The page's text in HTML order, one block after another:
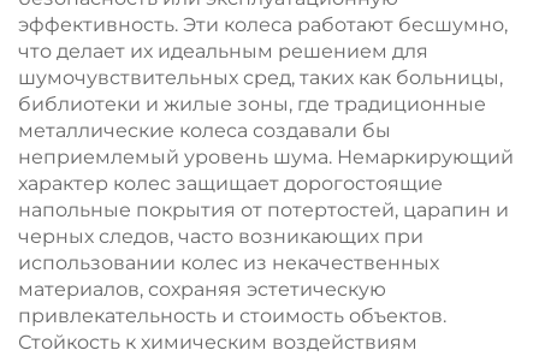
эффективность. Эти колеса работают бесшумно,
что делает их идеальным решением для
шумочувствительных сред, таких как больницы,
библиотеки и жилые зоны, где традиционные
металлические колеса создавали бы
неприемлемый уровень шума. Немаркирующий
характер колес защищает дорогостоящие
напольные покрытия от потертостей, царапин и
черных следов, часто возникающих при
использовании колес из некачественных
материалов, сохраняя эстетическую
привлекательность и стоимость объектов.
Стойкость к химическим воздействиям